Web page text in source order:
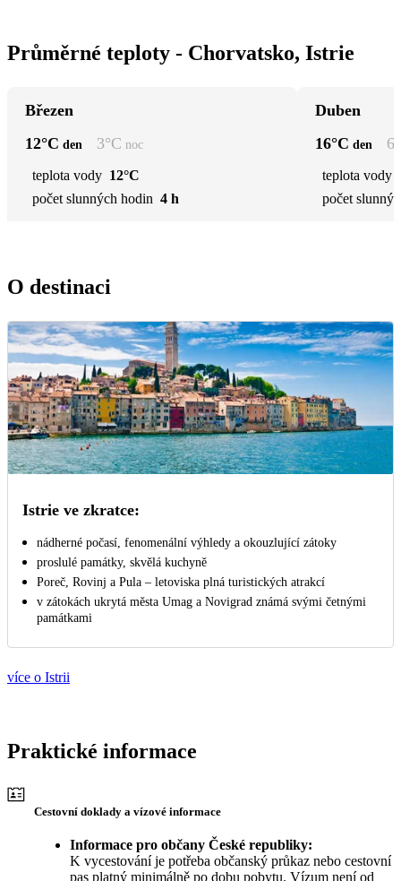
Průměrné teploty - Chorvatsko, Istrie
Březen
12°C den 3°C noc
teplota vody 12°C
počet slunných hodin 4 h
Duben
16°C den 6
teplota vody
počet
O destinaci
Istrie ve zkratce:
nádherné počasí, fenomenální výhledy a okouzlující zátoky
proslulé památky, skvělá kuchyně
Poreč, Rovinj a Pula – letoviska plná turistických atrakcí
v zátokách ukrytá města Umag a Novigrad známá svými četnými
památkami
více o Istrii
Praktické informace
Cestovní doklady a vízové informace
Informace pro občany České republiky:
K vycestování je potřeba občanský průkaz nebo cestovní
pas platný minimálně po dobu pobytu. Vízum není od